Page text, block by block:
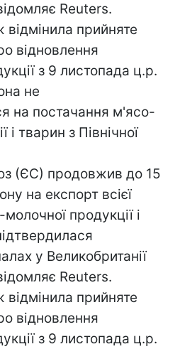
Reuters.
відмінила прийняте
відновлення
з 9 листопада ц.р.
не
на постачання м'ясо-
і тварин з Північної
(ЄС) продовжив до 15
на експорт всієї
продукції і
у Великобританії
Reuters.
відмінила прийняте
відновлення
з 9 листопада ц.р.